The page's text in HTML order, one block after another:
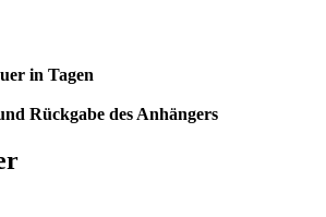
in Tagen
Rückgabe des Anhängers